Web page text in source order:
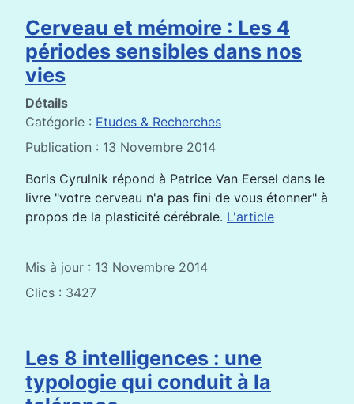
Cerveau et mémoire : Les 4
périodes sensibles dans nos
vies
Détails
Catégorie : Etudes & Recherches
Publication : 13 Novembre 2014
Boris Cyrulnik répond à Patrice Van Eersel dans le
livre "votre cerveau n'a pas fini de vous étonner" à
propos de la plasticité cérébrale. L'article
Mis à jour : 13 Novembre 2014
Clics : 3427
Les 8 intelligences : une
typologie qui conduit à la